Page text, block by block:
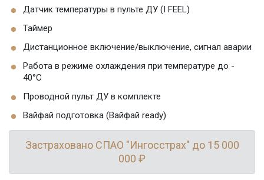
Датчик температуры в пульте ДУ (I FEEL)
Таймер
Дистанционное включение/выключение, сигнал аварии
Работа в режиме охлаждения при температуре до -
40°C
Проводной пульт ДУ в комплекте
Вайфай подготовка (Вайфай ready)
Застраховано СПАО "Ингосстрах" до 15 000
000 ₽